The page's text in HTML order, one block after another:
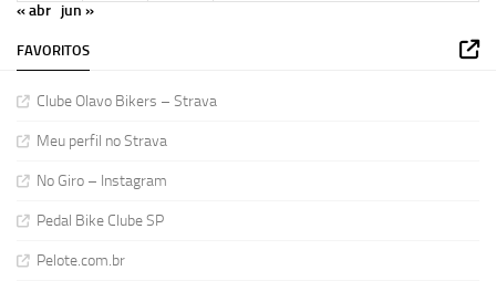
« abr jun »
FAVORITOS
Clube Olavo Bikers – Strava
Meu perfil no Strava
No Giro – Instagram
Pedal Bike Clube SP
Pelote.com.br